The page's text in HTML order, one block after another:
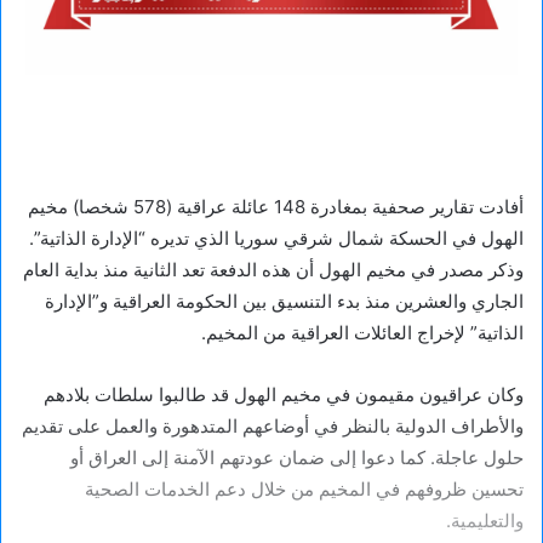
أفادت تقارير صحفية بمغادرة 148 عائلة عراقية (578 شخصا) مخيم
الهول في الحسكة شمال شرقي سوريا الذي تديره “الإدارة الذاتية”.
وذكر مصدر في مخيم الهول أن هذه الدفعة تعد الثانية منذ بداية العام
الجاري والعشرين منذ بدء التنسيق بين الحكومة العراقية و”الإدارة
الذاتية” لإخراج العائلات العراقية من المخيم.
وكان عراقيون مقيمون في مخيم الهول قد طالبوا سلطات بلادهم
والأطراف الدولية بالنظر في أوضاعهم المتدهورة والعمل على تقديم
حلول عاجلة. كما دعوا إلى ضمان عودتهم الآمنة إلى العراق أو
تحسين ظروفهم في المخيم من خلال دعم الخدمات الصحية
والتعليمية.